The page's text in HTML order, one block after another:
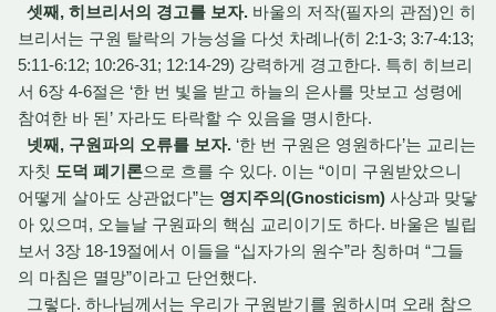
셋째, 히브리서의 경고를 보자. 바울의 저작(필자의 관점)인 히
브리서는 구원 탈락의 가능성을 다섯 차례나(히 2:1-3; 3:7-4:13;
5:11-6:12; 10:26-31; 12:14-29) 강력하게 경고한다. 특히 히브리
서 6장 4-6절은 ‘한 번 빛을 받고 하늘의 은사를 맛보고 성령에
참여한 바 된’ 자라도 타락할 수 있음을 명시한다.
넷째, 구원파의 오류를 보자. ‘한 번 구원은 영원하다’는 교리는
자칫 도덕 폐기론으로 흐를 수 있다. 이는 “이미 구원받았으니
어떻게 살아도 상관없다”는 영지주의(Gnosticism) 사상과 맞닿
아 있으며, 오늘날 구원파의 핵심 교리이기도 하다. 바울은 빌립
보서 3장 18-19절에서 이들을 “십자가의 원수”라 칭하며 “그들
의 마침은 멸망”이라고 단언했다.
그렇다. 하나님께서는 우리가 구원받기를 원하시며 오래 참으